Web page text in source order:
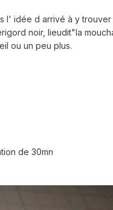
l' idée d arrivé à y
noir, lieudit"la
ou un peu plus.
de 30mn